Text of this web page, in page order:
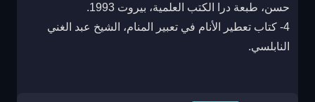
حسن، طبعة درا الكتب العلمية، بيروت 1993.
4- كتاب تعطير الأنام في تعبير المنام، الشيخ عبد الغني
النابلسي.